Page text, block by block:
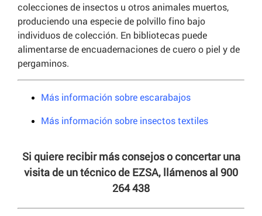
colecciones de insectos u otros animales muertos,
produciendo una especie de polvillo fino bajo
individuos de colección. En bibliotecas puede
alimentarse de encuadernaciones de cuero o piel y de
pergaminos.
Más información sobre escarabajos
Más información sobre insectos textiles
Si quiere recibir más consejos o concertar una
visita de un técnico de EZSA, llámenos al 900
264 438